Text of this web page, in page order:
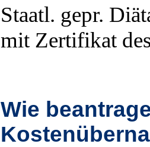
Staatl. gepr.
mit Zertifikat
Wie